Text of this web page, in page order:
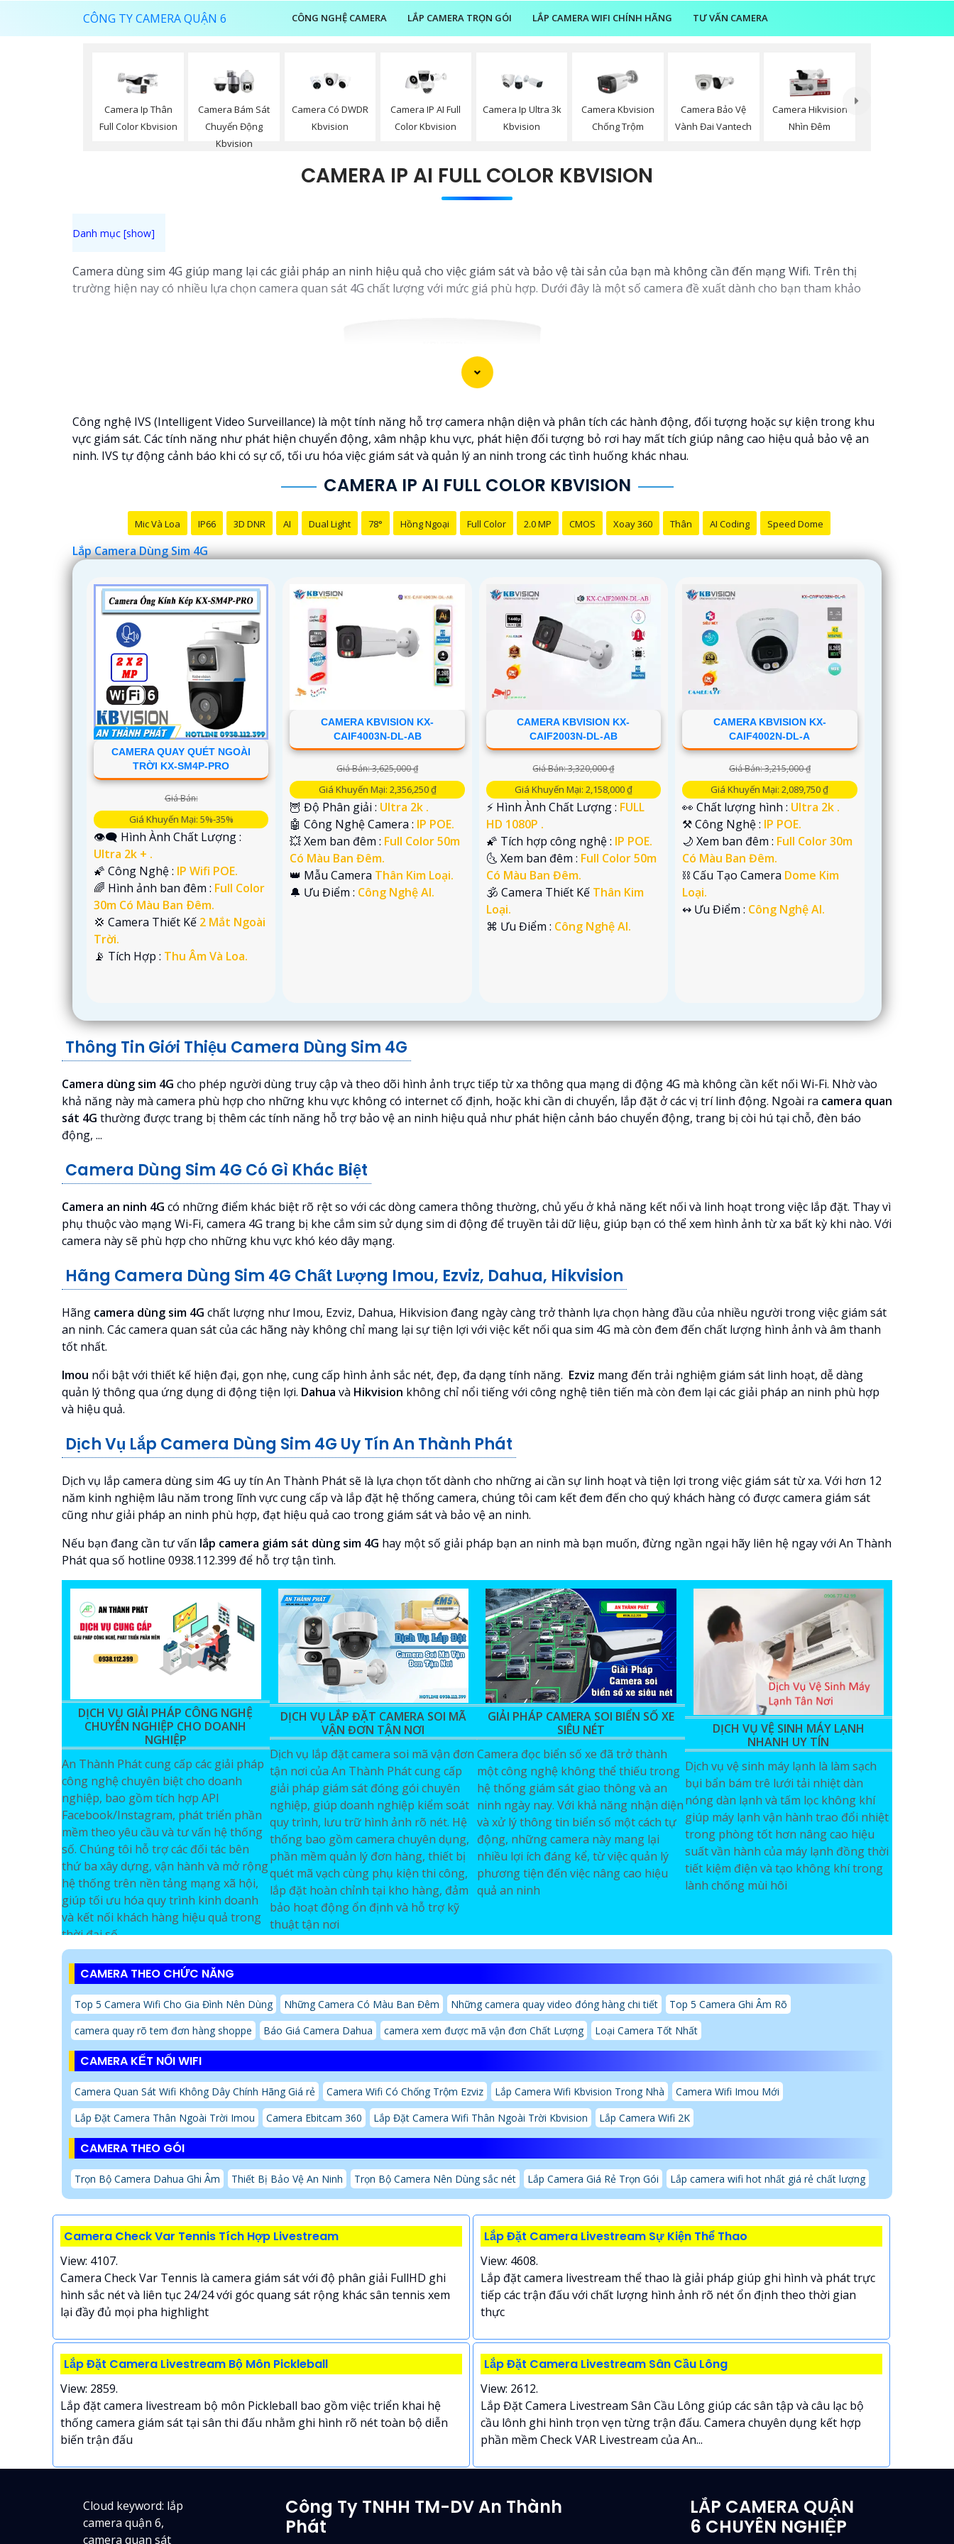
CÔNG TY CAMERA QUẬN 6 CÔNG NGHỆ CAMERA LẮP CAMERA TRỌN GÓI LẮP CAMERA WIFI CHÍNH HÃNG TƯ VẤN CAMERA
Camera Ip Thân
Full Color Kbvision
Camera Bám Sát
Chuyển Động
Kbvision
Camera Có DWDR
Kbvision
Camera IP AI Full
Color Kbvision
Camera Ip Ultra 3k
Kbvision
Camera Kbvision
Chống Trộm
Camera Bảo Vệ
Vành Đai Vantech
Camera Hikvision
Nhìn Đêm
CAMERA IP AI FULL COLOR KBVISION
Camera dùng sim 4G giúp mang lại các giải pháp an ninh hiệu quả cho việc giám sát và bảo vệ tài sản của bạn mà không cần đến mạng Wifi. Trên thị
trường hiện nay có nhiều lựa chọn camera quan sát 4G chất lượng với mức giá phù hợp. Dưới đây là một số camera đề xuất dành cho bạn tham khảo
Công nghệ IVS (Intelligent Video Surveillance) là một tính năng hỗ trợ camera nhận diện và phân tích các hành động, đối tượng hoặc sự kiện trong khu
vực giám sát. Các tính năng như phát hiện chuyển động, xâm nhập khu vực, phát hiện đối tượng bỏ rơi hay mất tích giúp nâng cao hiệu quả bảo vệ an
ninh. IVS tự động cảnh báo khi có sự cố, tối ưu hóa việc giám sát và quản lý an ninh trong các tình huống khác nhau.
CAMERA IP AI FULL COLOR KBVISION
Mic Và Loa IP66 3D DNR AI Dual Light 78° Hồng Ngoại Full Color 2.0 MP CMOS Xoay 360 Thân AI Coding Speed Dome
Lắp Camera Dùng Sim 4G
CAMERA QUAY QUÉT NGOÀI
TRỜI KX-SM4P-PRO
Giá Bán:
Giá Khuyến Mại: 5%-35%
👁️‍🗨 Hình Ành Chất Lượng :
Ultra 2k + .
🌠 Công Nghệ : IP Wifi POE.
🌈 Hình ảnh ban đêm : Full Color
30m Có Màu Ban Ðêm.
💢 Camera Thiết Kế 2 Mắt Ngoài
Trời.
️📡 Tích Hợp : Thu Âm Và Loa.
CAMERA KBVISION KX-
CAIF4003N-DL-AB
Giá Bán: 3,625,000 ₫
Giá Khuyến Mại: 2,356,250 ₫
🦉 Độ Phân giải : Ultra 2k .
🤖️ Công Nghệ Camera : IP POE.
💥 Xem ban đêm : Full Color 50m
Có Màu Ban Đêm.
👑 Mẫu Camera Thân Kim Loại.
️🔔 Ưu Điểm : Công Nghệ AI.
CAMERA KBVISION KX-
CAIF2003N-DL-AB
Giá Bán: 3,320,000 ₫
Giá Khuyến Mại: 2,158,000 ₫
️⚡ Hình Ành Chất Lượng : FULL
HD 1080P .
🌠 Tích hợp công nghệ : IP POE.
🌜 Xem ban đêm : Full Color 50m
Có Màu Ban Đêm.
🕉️ Camera Thiết Kế Thân Kim
Loại.
️⌘ Ưu Điểm : Công Nghệ AI.
CAMERA KBVISION KX-
CAIF4002N-DL-A
Giá Bán: 3,215,000 ₫
Giá Khuyến Mại: 2,089,750 ₫
👀 Chất lượng hình : Ultra 2k .
⚒ Công Nghệ : IP POE.
🌙 Xem ban đêm : Full Color 30m
Có Màu Ban Đêm.
⛓ Cấu Tạo Camera Dome Kim
Loại.
️↭ Ưu Điểm : Công Nghệ AI.
Thông Tin Giới Thiệu Camera Dùng Sim 4G
Camera dùng sim 4G cho phép người dùng truy cập và theo dõi hình ảnh trực tiếp từ xa thông qua mạng di động 4G mà không cần kết nối Wi-Fi. Nhờ vào
khả năng này mà camera phù hợp cho những khu vực không có internet cố định, hoặc khi cần di chuyển, lắp đặt ở các vị trí linh động. Ngoài ra camera quan
sát 4G thường được trang bị thêm các tính năng hỗ trợ bảo vệ an ninh hiệu quả như phát hiện cảnh báo chuyển động, trang bị còi hú tại chỗ, đèn báo
động, ...
Camera Dùng Sim 4G Có Gì Khác Biệt
Camera an ninh 4G có những điểm khác biệt rõ rệt so với các dòng camera thông thường, chủ yếu ở khả năng kết nối và linh hoạt trong việc lắp đặt. Thay vì
phụ thuộc vào mạng Wi-Fi, camera 4G trang bị khe cắm sim sử dụng sim di động để truyền tải dữ liệu, giúp bạn có thể xem hình ảnh từ xa bất kỳ khi nào. Với
camera này sẽ phù hợp cho những khu vực khó kéo dây mạng.
Hãng Camera Dùng Sim 4G Chất Lượng Imou, Ezviz, Dahua, Hikvision
Hãng camera dùng sim 4G chất lượng như Imou, Ezviz, Dahua, Hikvision đang ngày càng trở thành lựa chọn hàng đầu của nhiều người trong việc giám sát
an ninh. Các camera quan sát của các hãng này không chỉ mang lại sự tiện lợi với việc kết nối qua sim 4G mà còn đem đến chất lượng hình ảnh và âm thanh
tốt nhất.
Imou nổi bật với thiết kế hiện đại, gọn nhẹ, cung cấp hình ảnh sắc nét, đẹp, đa dạng tính năng. Ezviz mang đến trải nghiệm giám sát linh hoạt, dễ dàng
quản lý thông qua ứng dụng di động tiện lợi. Dahua và Hikvision không chỉ nổi tiếng với công nghệ tiên tiến mà còn đem lại các giải pháp an ninh phù hợp
và hiệu quả.
Dịch Vụ Lắp Camera Dùng Sim 4G Uy Tín An Thành Phát
Dịch vụ lắp camera dùng sim 4G uy tín An Thành Phát sẽ là lựa chọn tốt dành cho những ai cần sự linh hoạt và tiện lợi trong việc giám sát từ xa. Với hơn 12
năm kinh nghiệm lâu năm trong lĩnh vực cung cấp và lắp đặt hệ thống camera, chúng tôi cam kết đem đến cho quý khách hàng có được camera giám sát
cũng như giải pháp an ninh phù hợp, đạt hiệu quả cao trong giám sát và bảo vệ an ninh.
Nếu bạn đang cần tư vấn lắp camera giám sát dùng sim 4G hay một số giải pháp bạn an ninh mà bạn muốn, đừng ngần ngại hãy liên hệ ngay với An Thành
Phát qua số hotline 0938.112.399 để hỗ trợ tận tình.
DỊCH VỤ GIẢI PHÁP CÔNG NGHỆ
CHUYÊN NGHIỆP CHO DOANH
NGHIỆP
An Thành Phát cung cấp các giải pháp
công nghệ chuyên biệt cho doanh
nghiệp, bao gồm tích hợp API
Facebook/Instagram, phát triển phần
mềm theo yêu cầu và tư vấn hệ thống
số. Chúng tôi hỗ trợ các đối tác bên
thứ ba xây dựng, vận hành và mở rộng
hệ thống trên nền tảng mạng xã hội,
giúp tối ưu hóa quy trình kinh doanh
và kết nối khách hàng hiệu quả trong
thời đại số
DỊCH VỤ LẮP ĐẶT CAMERA SOI MÃ
VẬN ĐƠN TẬN NƠI
Dịch vụ lắp đặt camera soi mã vận đơn
tận nơi của An Thành Phát cung cấp
giải pháp giám sát đóng gói chuyên
nghiệp, giúp doanh nghiệp kiểm soát
quy trình, lưu trữ hình ảnh rõ nét. Hệ
thống bao gồm camera chuyên dụng,
phần mềm quản lý đơn hàng, thiết bị
quét mã vạch cùng phụ kiện thi công,
lắp đặt hoàn chỉnh tại kho hàng, đảm
bảo hoạt động ổn định và hỗ trợ kỹ
thuật tận nơi
GIẢI PHÁP CAMERA SOI BIỂN SỐ XE
SIÊU NÉT
Camera đọc biển số xe đã trở thành
một công nghệ không thể thiếu trong
hệ thống giám sát giao thông và an
ninh ngày nay. Với khả năng nhận diện
và xử lý thông tin biển số một cách tự
động, những camera này mang lại
nhiều lợi ích đáng kể, từ việc quản lý
phương tiện đến việc nâng cao hiệu
quả an ninh
DỊCH VỤ VỆ SINH MÁY LẠNH
NHANH UY TÍN
Dịch vụ vệ sinh máy lạnh là làm sạch
bụi bẩn bám trê lưới tải nhiệt dàn
nóng dàn lạnh và tấm lọc không khí
giúp máy lạnh vận hành trao đổi nhiệt
trong phòng tốt hơn nâng cao hiệu
suất vần hành của máy lạnh đồng thời
tiết kiệm điện và tạo không khí trong
lành chống mùi hôi
CAMERA THEO CHỨC NĂNG
Top 5 Camera Wifi Cho Gia Đình Nên Dùng Những Camera Có Màu Ban Đêm Những camera quay video đóng hàng chi tiết
Top 5 Camera Ghi Âm Rõ
camera quay rõ tem đơn hàng shoppe
Báo Giá Camera Dahua camera xem được mã vận đơn Chất Lượng Loại Camera Tốt Nhất
CAMERA KẾT NỐI WIFI
Camera Quan Sát Wifi Không Dây Chính Hãng Giá rẻ Camera Wifi Có Chống Trộm Ezviz Lắp Camera Wifi Kbvision Trong Nhà
Camera Wifi Imou Mới
Lắp Đặt Camera Thân Ngoài Trời Imou
Camera Ebitcam 360 Lắp Đặt Camera Wifi Thân Ngoài Trời Kbvision Lắp Camera Wifi 2K
CAMERA THEO GÓI
Trọn Bộ Camera Dahua Ghi Âm Thiết Bị Bảo Vệ An Ninh Trọn Bộ Camera Nên Dùng sắc nét Lắp Camera Giá Rẻ Trọn Gói Lắp camera wifi hot nhất giá rẻ chất lượng
Camera Check Var Tennis Tích Hợp Livestream
View: 4107.
Camera Check Var Tennis là camera giám sát với độ phân giải FullHD ghi
hình sắc nét và liên tục 24/24 với góc quang sát rộng khác sân tennis xem
lại đầy đủ mọi pha highlight
Lắp Đặt Camera Livestream Sự Kiện Thể Thao
View: 4608.
Lắp đặt camera livestream thể thao là giải pháp giúp ghi hình và phát trực
tiếp các trận đấu với chất lượng hình ảnh rõ nét ổn định theo thời gian
thực
Lắp Đặt Camera Livestream Bộ Môn Pickleball
View: 2859.
Lắp đặt camera livestream bộ môn Pickleball bao gồm việc triển khai hệ
thống camera giám sát tại sân thi đấu nhằm ghi hình rõ nét toàn bộ diễn
biến trận đấu
Lắp Đặt Camera Livestream Sân Cầu Lông
View: 2612.
Lắp Đặt Camera Livestream Sân Cầu Lông giúp các sân tập và câu lạc bộ
cầu lônh ghi hình trọn vẹn từng trận đấu. Camera chuyên dụng kết hợp
phần mềm Check VAR Livestream của An...
Cloud keyword: lắp
camera quận 6,
camera quan sát
Công Ty TNHH TM-DV An Thành
Phát
LẮP CAMERA QUẬN
6 CHUYÊN NGHIỆP